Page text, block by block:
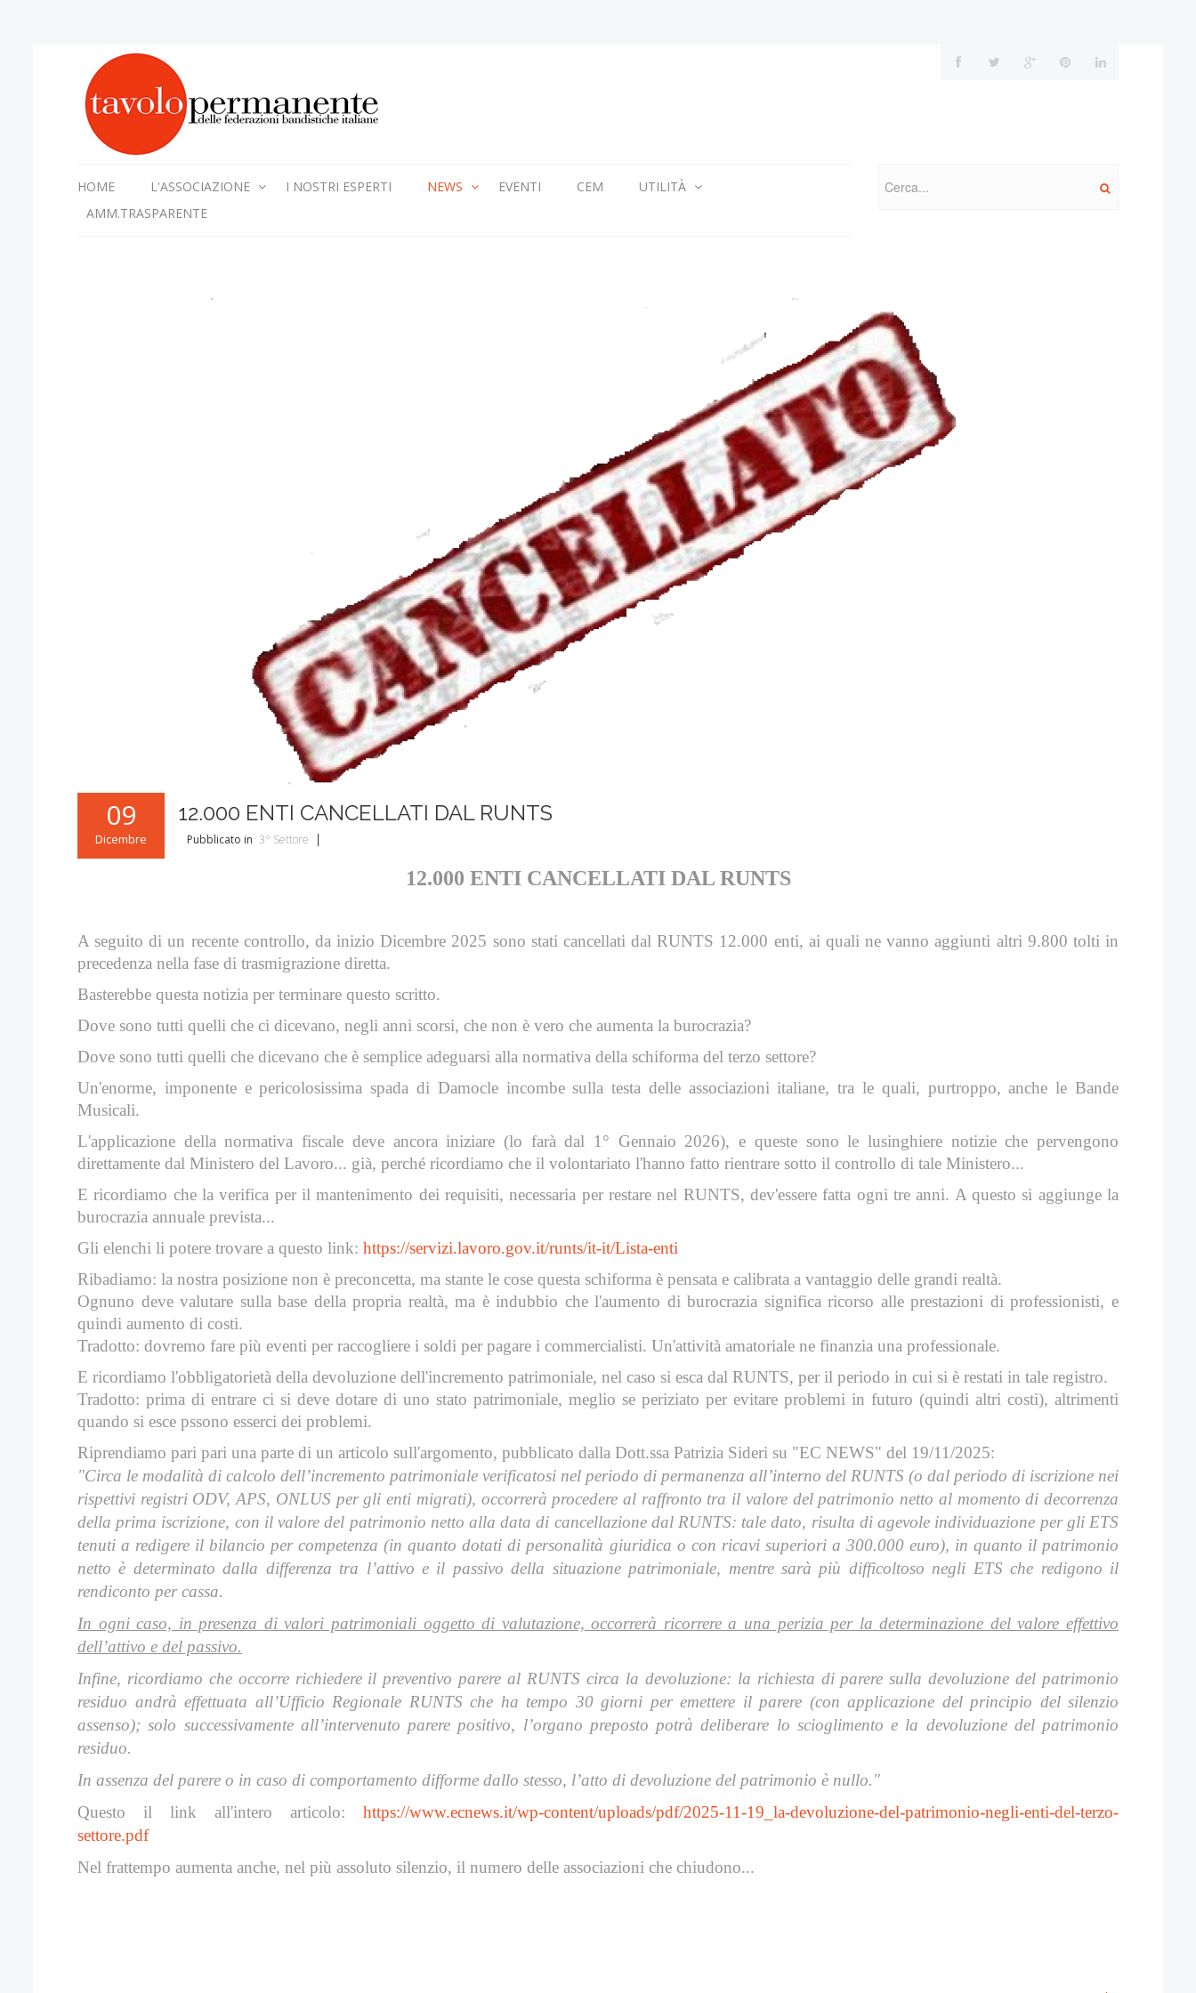
HOME L'ASSOCIAZIONE I NOSTRI ESPERTI NEWS EVENTI CEM
UTILITÀ
AMM.TRASPARENTE
09
Dicembre
12.000 ENTI CANCELLATI DAL RUNTS
Pubblicato in 3° Settore
12.000 ENTI CANCELLATI DAL RUNTS
A seguito di un recente controllo, da inizio Dicembre 2025 sono stati cancellati dal RUNTS 12.000 enti, ai quali ne vanno aggiunti altri 9.800 tolti in
precedenza nella fase di trasmigrazione diretta.
Basterebbe questa notizia per terminare questo scritto.
Dove sono tutti quelli che ci dicevano, negli anni scorsi, che non è vero che aumenta la burocrazia?
Dove sono tutti quelli che dicevano che è semplice adeguarsi alla normativa della schiforma del terzo settore?
Un'enorme, imponente e pericolosissima spada di Damocle incombe sulla testa delle associazioni italiane, tra le quali, purtroppo, anche le Bande
Musicali.
L'applicazione della normativa fiscale deve ancora iniziare (lo farà dal 1° Gennaio 2026), e queste sono le lusinghiere notizie che pervengono
direttamente dal Ministero del Lavoro... già, perché ricordiamo che il volontariato l'hanno fatto rientrare sotto il controllo di tale Ministero...
E ricordiamo che la verifica per il mantenimento dei requisiti, necessaria per restare nel RUNTS, dev'essere fatta ogni tre anni. A questo si aggiunge la
burocrazia annuale prevista...
Gli elenchi li potere trovare a questo link: https://servizi.lavoro.gov.it/runts/it-it/Lista-enti
Ribadiamo: la nostra posizione non è preconcetta, ma stante le cose questa schiforma è pensata e calibrata a vantaggio delle grandi realtà.
Ognuno deve valutare sulla base della propria realtà, ma è indubbio che l'aumento di burocrazia significa ricorso alle prestazioni di professionisti, e
quindi aumento di costi.
Tradotto: dovremo fare più eventi per raccogliere i soldi per pagare i commercialisti. Un'attività amatoriale ne finanzia una professionale.
E ricordiamo l'obbligatorietà della devoluzione dell'incremento patrimoniale, nel caso si esca dal RUNTS, per il periodo in cui si è restati in tale registro.
Tradotto: prima di entrare ci si deve dotare di uno stato patrimoniale, meglio se periziato per evitare problemi in futuro (quindi altri costi), altrimenti
quando si esce pssono esserci dei problemi.
Riprendiamo pari pari una parte di un articolo sull'argomento, pubblicato dalla Dott.ssa Patrizia Sideri su "EC NEWS" del 19/11/2025:
"Circa le modalità di calcolo dell’incremento patrimoniale verificatosi nel periodo di permanenza all’interno del RUNTS (o dal periodo di iscrizione nei
rispettivi registri ODV, APS, ONLUS per gli enti migrati), occorrerà procedere al raffronto tra il valore del patrimonio netto al momento di decorrenza
della prima iscrizione, con il valore del patrimonio netto alla data di cancellazione dal RUNTS: tale dato, risulta di agevole individuazione per gli ETS
tenuti a redigere il bilancio per competenza (in quanto dotati di personalità giuridica o con ricavi superiori a 300.000 euro), in quanto il patrimonio
netto è determinato dalla differenza tra l’attivo e il passivo della situazione patrimoniale, mentre sarà più difficoltoso negli ETS che redigono il
rendiconto per cassa.
In ogni caso, in presenza di valori patrimoniali oggetto di valutazione, occorrerà ricorrere a una perizia per la determinazione del valore effettivo
dell’attivo e del passivo.
Infine, ricordiamo che occorre richiedere il preventivo parere al RUNTS circa la devoluzione: la richiesta di parere sulla devoluzione del patrimonio
residuo andrà effettuata all’Ufficio Regionale RUNTS che ha tempo 30 giorni per emettere il parere (con applicazione del principio del silenzio
assenso); solo successivamente all’intervenuto parere positivo, l’organo preposto potrà deliberare lo scioglimento e la devoluzione del patrimonio
residuo.
In assenza del parere o in caso di comportamento difforme dallo stesso, l’atto di devoluzione del patrimonio è nullo."
Questo il link all'intero articolo: https://www.ecnews.it/wp-content/uploads/pdf/2025-11-19_la-devoluzione-del-patrimonio-negli-enti-del-terzo-
settore.pdf
Nel frattempo aumenta anche, nel più assoluto silenzio, il numero delle associazioni che chiudono...